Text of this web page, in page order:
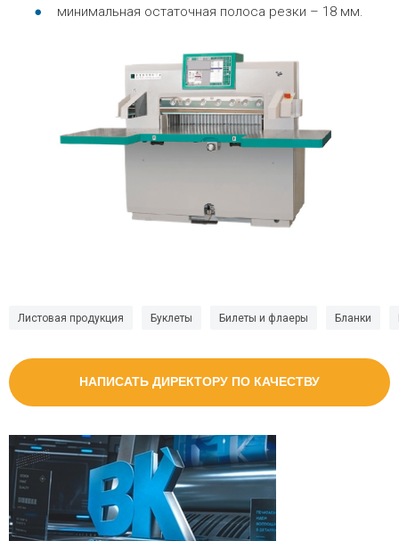
Листовая продукция Буклеты Билеты и флаеры Бланки
НАПИСАТЬ ДИРЕКТОРУ ПО КАЧЕСТВУ
минимальная остаточная полоса резки – 18 мм.